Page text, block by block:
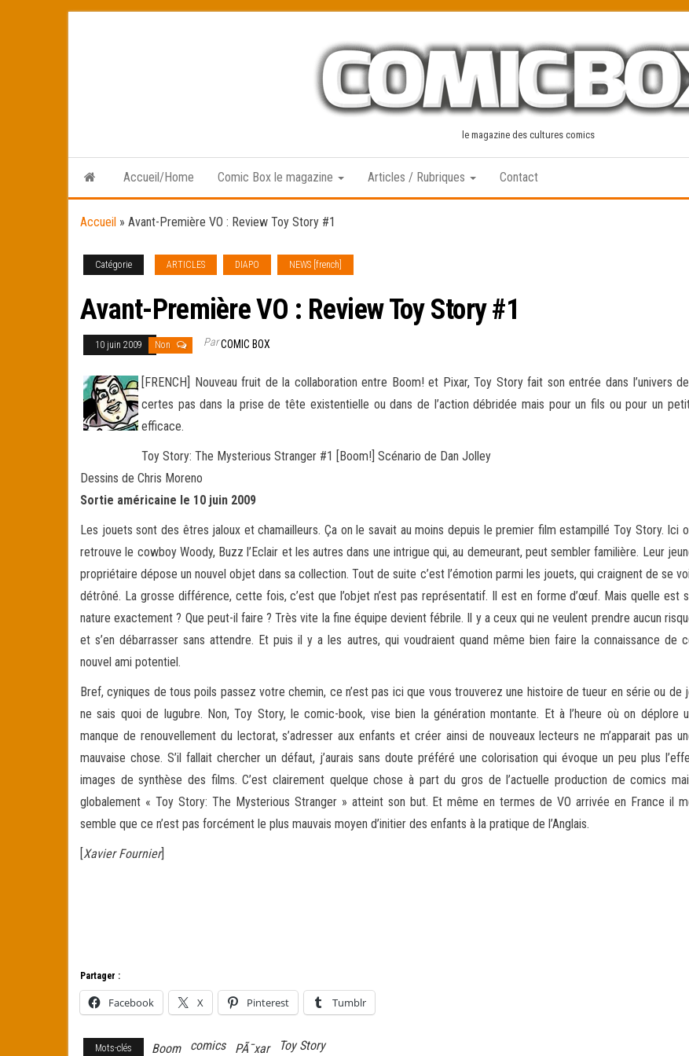
le magazine des cultures comics
Accueil/Home Comic Box le magazine Articles / Rubriques Contact
Accueil » Avant-Première VO : Review Toy Story #1
Catégorie ARTICLES DIAPO NEWS [french]
Avant-Première VO : Review Toy Story #1
10 juin 2009 Non ParCOMIC BOX
[FRENCH] Nouveau fruit de la collaboration entre Boom! et Pixar, Toy Story fait son entrée dans l’univers
certes pas dans la prise de tête existentielle ou dans de l’action débridée mais pour un fils ou pour un
efficace.
Toy Story: The Mysterious Stranger #1 [Boom!] Scénario de Dan Jolley
Dessins de Chris Moreno
Sortie américaine le 10 juin 2009
Les jouets sont des êtres jaloux et chamailleurs. Ça on le savait au moins depuis le premier film estampillé Toy Story. Ici
retrouve le cowboy Woody, Buzz l’Eclair et les autres dans une intrigue qui, au demeurant, peut sembler familière. Leur
propriétaire dépose un nouvel objet dans sa collection. Tout de suite c’est l’émotion parmi les jouets, qui craignent de se
détrôné. La grosse différence, cette fois, c’est que l’objet n’est pas représentatif. Il est en forme d’œuf. Mais quelle est
nature exactement ? Que peut-il faire ? Très vite la fine équipe devient fébrile. Il y a ceux qui ne veulent prendre aucun
et s’en débarrasser sans attendre. Et puis il y a les autres, qui voudraient quand même bien faire la connaissance de
nouvel ami potentiel.
Bref, cyniques de tous poils passez votre chemin, ce n’est pas ici que vous trouverez une histoire de tueur en série ou de
ne sais quoi de lugubre. Non, Toy Story, le comic-book, vise bien la génération montante. Et à l’heure où on déplore
manque de renouvellement du lectorat, s’adresser aux enfants et créer ainsi de nouveaux lecteurs ne m’apparait pas
mauvaise chose. S’il fallait chercher un défaut, j’aurais sans doute préféré une colorisation qui évoque un peu plus
images de synthèse des films. C’est clairement quelque chose à part du gros de l’actuelle production de comics
globalement « Toy Story: The Mysterious Stranger » atteint son but. Et même en termes de VO arrivée en France il
semble que ce n’est pas forcément le plus mauvais moyen d’initier des enfants à la pratique de l’Anglais.
[Xavier Fournier]
Partager :
Facebook X Pinterest Tumblr
Mots-clés Boom comics PÃ¯xar Toy Story